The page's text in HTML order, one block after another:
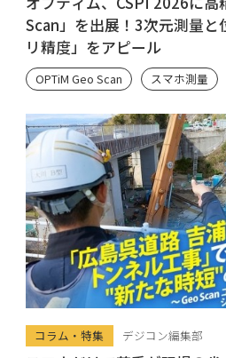
Scan」を出展！3次元測量と
リ精度」をアピール
OPTiM Geo Scan スマホ測量
コラム・特集 デジコン編集部